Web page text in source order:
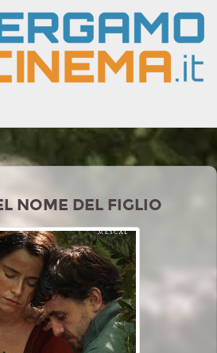
NOME DEL FIGLIO